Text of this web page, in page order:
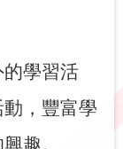
學習活
，豐富學
趣。